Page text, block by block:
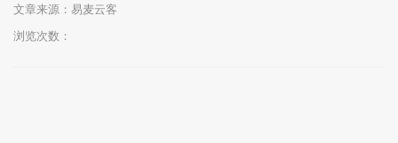
文章来源： 易麦云客
浏览次数：